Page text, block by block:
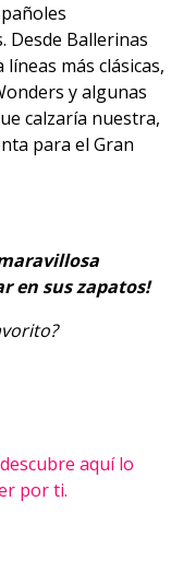
Desde Ballerinas
más clásicas,
y algunas
calzaría nuestra,
para el Gran
en sus zapatos!
descubre aquí lo
por ti.